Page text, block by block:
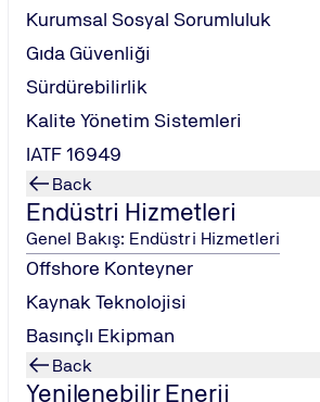
Kurumsal Sosyal Sorumluluk
Gıda Güvenliği
Sürdürebilirlik
Kalite Yönetim Sistemleri
IATF 16949
Back
Endüstri Hizmetleri
Genel Bakış: Endüstri Hizmetleri
Offshore Konteyner
Kaynak Teknolojisi
Basınçlı Ekipman
Back
Yenilenebilir Enerji
yeri.
tehlikelerin analizi ve yönetimi.
iç denetim ve düzeltici faaliyetler.
kontrol noktalarının yönetimi.
hazırlama.